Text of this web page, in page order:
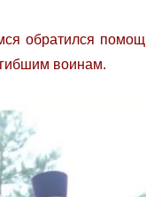
обратился
воинам.